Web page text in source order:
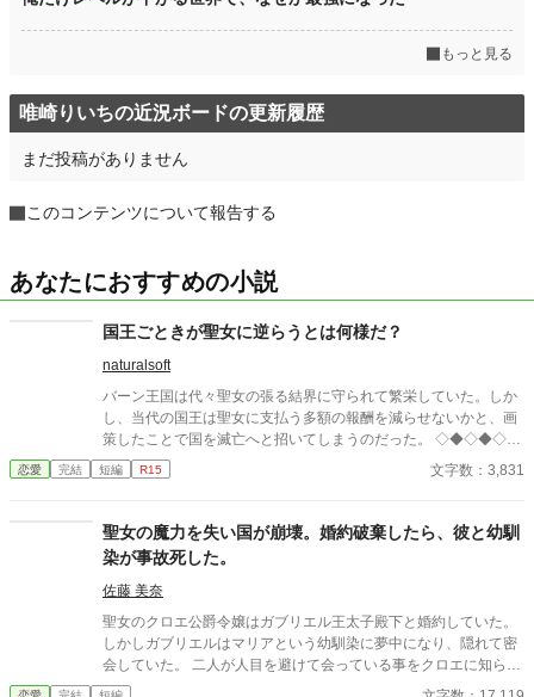
もっと見る
唯崎りいちの近況ボードの更新履歴
まだ投稿がありません
このコンテンツについて報告する
あなたにおすすめの小説
国王ごときが聖女に逆らうとは何様だ？
naturalsoft
バーン王国は代々聖女の張る結界に守られて繁栄していた。しか
し、当代の国王は聖女に支払う多額の報酬を減らせないかと、画
策したことで国を滅亡へと招いてしまうのだった。 ◇◆◇◆◇◆
◇◆◇◆◇◆◇◆ ゆるふわ設定です。 連載の息抜きに書いたの
で、余り深く考えずにお読み下さい。
恋愛 完結 短編 R15 文字数：3,831
聖女の魔力を失い国が崩壊。婚約破棄したら、彼と幼馴
染が事故死した。
佐藤 美奈
聖女のクロエ公爵令嬢はガブリエル王太子殿下と婚約していた。
しかしガブリエルはマリアという幼馴染に夢中になり、隠れて密
会していた。 二人が人目を避けて会っている事をクロエに知られ
てしまい、ガブリエルは謝罪して「マリアとは距離を置く」と約